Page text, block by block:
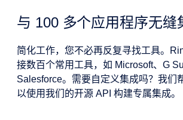
与 100 多个应用程序无缝
简化工作，您不必再反复寻找工具。
接数百个常用工具，如 Microsoft、G
Salesforce。需要自定义集成吗？我们
以使用我们的开源 API 构建专属集成。